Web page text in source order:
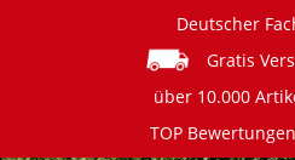
Deutscher
Gratis
über 10.000
TOP Bewertungen